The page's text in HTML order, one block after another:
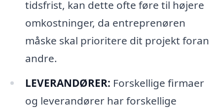
tidsfrist, kan dette ofte føre til højere
omkostninger, da entreprenøren
måske skal prioritere dit projekt foran
andre.
LEVERANDØRER: Forskellige firmaer
og leverandører har forskellige